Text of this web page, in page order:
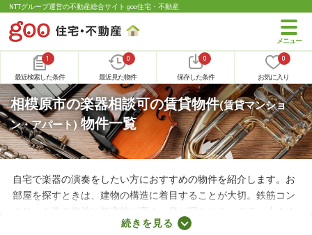
NTTグループ運営の不動産総合サイト goo住宅・不動産
1
最近検索した条件
0
最近見た物件
0
保存した条件
0
お気に入り
相模原市の楽器相談可の賃貸物件(賃貸マンショ
ン・アパート)物件一覧
自宅で楽器の演奏をしたい方におすすめの物件を紹介します。お
部屋を探すときは、建物の構造に着目することが大切。鉄筋コン
クリート造の物件は気密性が高く、音が漏れにくいので、小さめ
の音で演奏すればトラブルになりにくいでしょう。物件によって
続きを見る